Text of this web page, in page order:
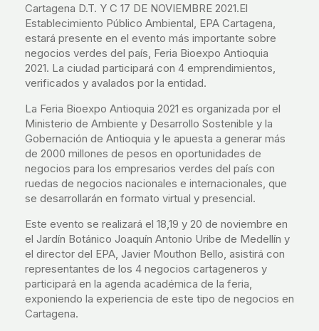
Cartagena D.T. Y C 17 DE NOVIEMBRE 2021.El
Establecimiento Público Ambiental, EPA Cartagena,
estará presente en el evento más importante sobre
negocios verdes del país, Feria Bioexpo Antioquia
2021. La ciudad participará con 4 emprendimientos,
verificados y avalados por la entidad.
La Feria Bioexpo Antioquia 2021 es organizada por el
Ministerio de Ambiente y Desarrollo Sostenible y la
Gobernación de Antioquia y le apuesta a generar más
de 2000 millones de pesos en oportunidades de
negocios para los empresarios verdes del país con
ruedas de negocios nacionales e internacionales, que
se desarrollarán en formato virtual y presencial.
Este evento se realizará el 18,19 y 20 de noviembre en
el Jardín Botánico Joaquín Antonio Uribe de Medellín y
el director del EPA, Javier Mouthon Bello, asistirá con
representantes de los 4 negocios cartageneros y
participará en la agenda académica de la feria,
exponiendo la experiencia de este tipo de negocios en
Cartagena.